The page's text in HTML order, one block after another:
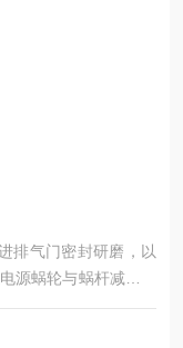
排气门密封研磨，以
源蜗轮与蜗杆减速传
高强永磁固定、拆装